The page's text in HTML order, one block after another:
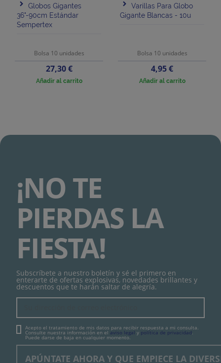
Globos Gigantes
36"-90cm Estándar
Sempertex
Bolsa 10 unidades
Precio
27,30 €
Añadir al carrito
Varillas Para Globo
Gigante Blancas - 10u
Bolsa 10 unidades
Precio
4,95 €
Añadir al carrito
¡NO TE
PIERDAS LA
FIESTA!
Subscríbete a nuestro boletín y sé el primero en
enterarte de ofertas explosivas, novedades brillantes y
descuentos que te harán saltar de alegría.
Acepto el tratamiento de mis datos para recibir respuesta a mi consulta.
Consulte nuestra información en el aviso legal y política de privacidad.
Puede darse de baja en cualquier momento.